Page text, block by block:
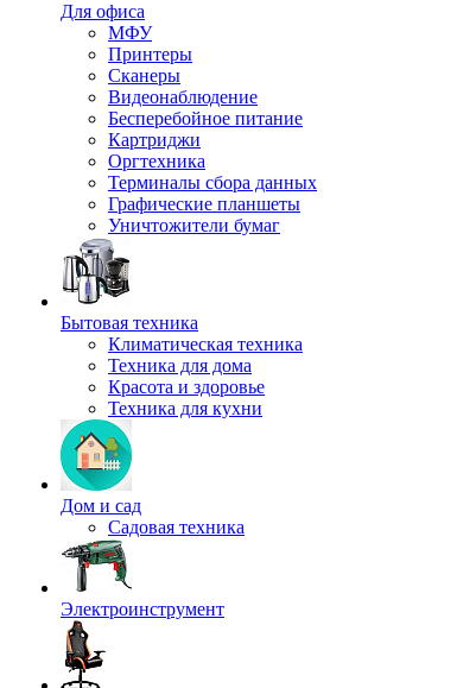
Для офиса
МФУ
Принтеры
Сканеры
Видеонаблюдение
Бесперебойное питание
Картриджи
Оргтехника
Терминалы сбора данных
Графические планшеты
Уничтожители бумаг
Бытовая техника
Климатическая техника
Техника для дома
Красота и здоровье
Техника для кухни
Дом и сад
Садовая техника
Электроинструмент